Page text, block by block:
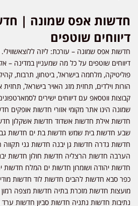
דיווחים שוטפים
חדשות אפס שמונה – עורכת: ליזה
דיווחים שוטפים על כל מה שמעניין במדינה –
פוליטיקה, מלחמה בישראל, ביטחון, תרבות,
הורות וילדים, תחזית מזג האויר בישראל,
קבוצות ווטסאפ עם דיווחים ישירים
שמונה הינו אתר מקומי אזורי חדשות אופקים
חדשות אילת חדשות אשדוד חדשות אשקלון
שבע חדשות בית שמש חדשות בת ים חדשות
חדשות גדרה חדשות גן יבנה חדשות גני
הערבה חדשות הרצליה חדשות חולון חדשות
חדשות יהודה ושומרון חדשות ים המלח חדשות
כפר סבא חדשות להבים חדשות לוד חדשות
מועצות חדשות מזכרת בתיה חדשות מצפה
נתיבות חדשות נתניה חדשות סביון חדשות